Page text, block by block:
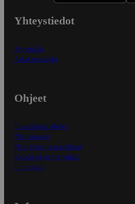
Yhteystiedot
Myymälät
Asiakaspalvelu
Ohjeet
Ensitilaajan ohjeet
Näin maksat
Näin tilaat ja muokkaat
Kaikki ohjeet ja vinkit
In English